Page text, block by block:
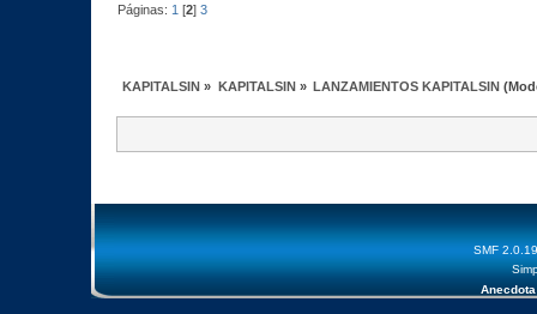
Páginas: 1 [2]3
KAPITALSIN » KAPITALSIN» LANZAMIENTOS KAPITALSIN
SMF 2.0.19
Anecdota